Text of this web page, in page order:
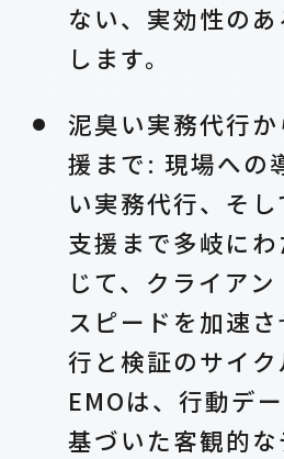
ない、実効性の
します。
泥臭い実務代行
援まで: 現場への
い実務代行、そ
支援まで多岐に
じて、クライア
スピードを加速
行と検証のサイク
EMOは、行動デ
基づいた客観的